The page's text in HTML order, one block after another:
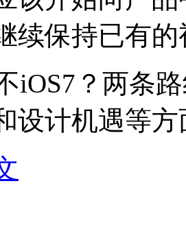
续保持已有
iOS7？两条
设计机遇等方